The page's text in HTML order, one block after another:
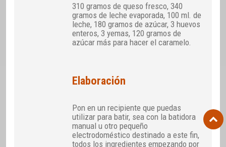
310 gramos de queso fresco, 340
gramos de leche evaporada, 100 ml. de
leche, 180 gramos de azúcar, 3 huevos
enteros, 3 yemas, 120 gramos de
azúcar más para hacer el caramelo.
Elaboración
Pon en un recipiente que puedas
utilizar para batir, sea con la batidora
manual u otro pequeño
electrodoméstico destinado a este fin,
todos los ingredientes empezando por